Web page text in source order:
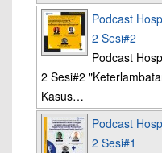
Podcast
2 Sesi#2
Podcast
2 Sesi#2
Kasus…
Podcast
2 Sesi#1